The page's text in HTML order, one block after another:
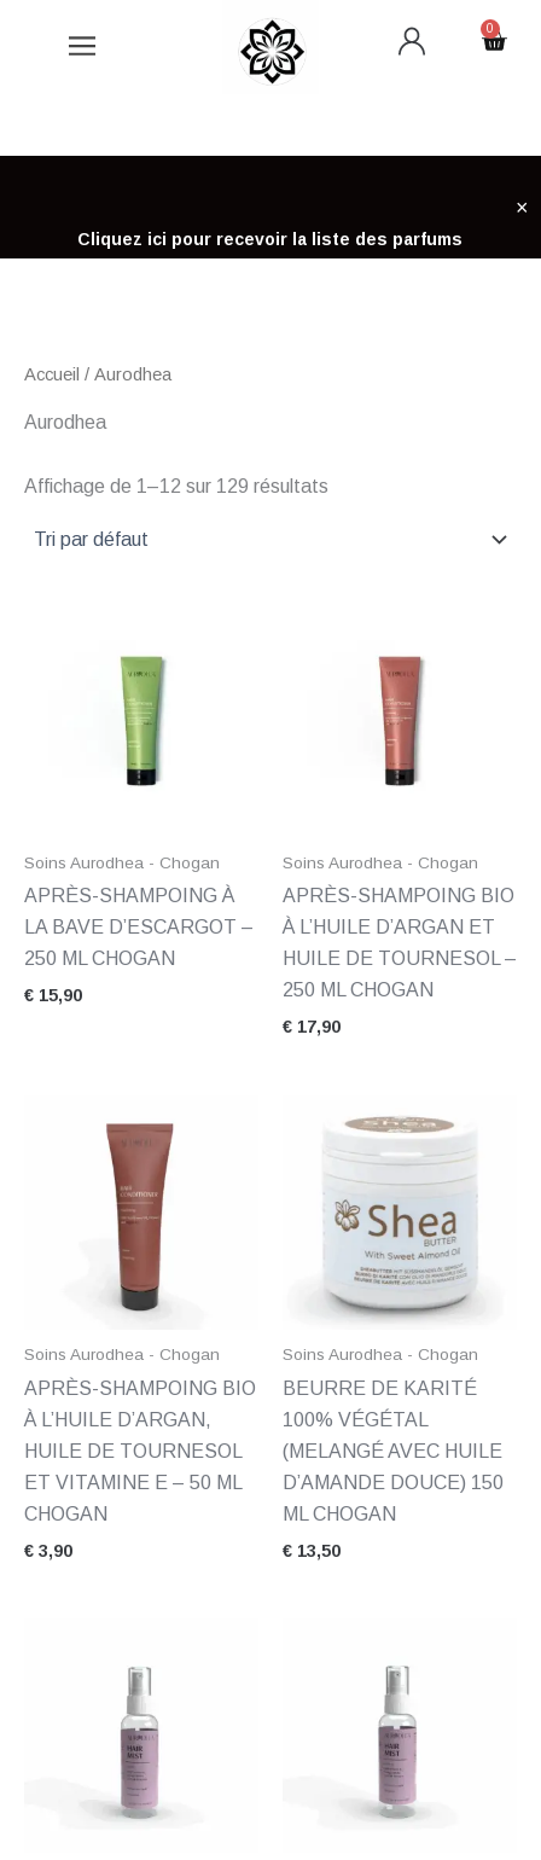
0
Cart
Cliquez ici pour recevoir la liste des parfums
×
Accueil / Aurodhea
Aurodhea
Affichage de 1–12 sur 129 résultats
Soins Aurodhea - Chogan
APRÈS-SHAMPOING À
LA BAVE D’ESCARGOT –
250 ML CHOGAN
€ 15,90
Soins Aurodhea - Chogan
APRÈS-SHAMPOING BIO
À L’HUILE D’ARGAN ET
HUILE DE TOURNESOL –
250 ML CHOGAN
€ 17,90
Soins Aurodhea - Chogan
APRÈS-SHAMPOING BIO
À L’HUILE D’ARGAN,
HUILE DE TOURNESOL
ET VITAMINE E – 50 ML
CHOGAN
€ 3,90
Soins Aurodhea - Chogan
BEURRE DE KARITÉ
100% VÉGÉTAL
(MELANGÉ AVEC HUILE
D’AMANDE DOUCE) 150
ML CHOGAN
€ 13,50